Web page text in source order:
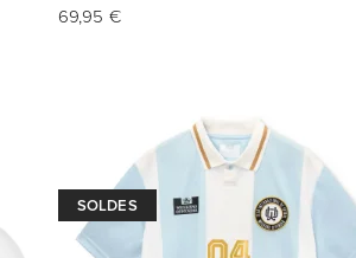
69,95 €
SOLDES